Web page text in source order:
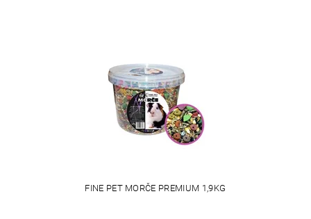
FINE PET MORČE PREMIUM 1,9KG